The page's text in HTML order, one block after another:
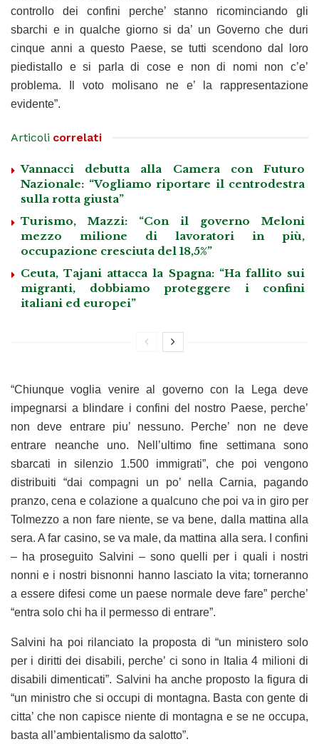
controllo dei confini perche’ stanno ricominciando gli
sbarchi e in qualche giorno si da’ un Governo che duri
cinque anni a questo Paese, se tutti scendono dal loro
piedistallo e si parla di cose e non di nomi non c’e’
problema. Il voto molisano ne e’ la rappresentazione
evidente”.
Articoli correlati
Vannacci debutta alla Camera con Futuro
Nazionale: “Vogliamo riportare il centrodestra
sulla rotta giusta”
Turismo, Mazzi: “Con il governo Meloni
mezzo milione di lavoratori in più,
occupazione cresciuta del 18,5%”
Ceuta, Tajani attacca la Spagna: “Ha fallito sui
migranti, dobbiamo proteggere i confini
italiani ed europei”
“Chiunque voglia venire al governo con la Lega deve
impegnarsi a blindare i confini del nostro Paese, perche’
non deve entrare piu’ nessuno. Perche’ non ne deve
entrare neanche uno. Nell’ultimo fine settimana sono
sbarcati in silenzio 1.500 immigrati”, che poi vengono
distribuiti “dai compagni un po’ nella Carnia, pagando
pranzo, cena e colazione a qualcuno che poi va in giro per
Tolmezzo a non fare niente, se va bene, dalla mattina alla
sera. A far casino, se va male, da mattina alla sera. I confini
– ha proseguito Salvini – sono quelli per i quali i nostri
nonni e i nostri bisnonni hanno lasciato la vita; torneranno
a essere difesi come un paese normale deve fare” perche’
“entra solo chi ha il permesso di entrare”.
Salvini ha poi rilanciato la proposta di “un ministero solo
per i diritti dei disabili, perche’ ci sono in Italia 4 milioni di
disabili dimenticati”. Salvini ha anche proposto la figura di
“un ministro che si occupi di montagna. Basta con gente di
citta’ che non capisce niente di montagna e se ne occupa,
basta all’ambientalismo da salotto”.